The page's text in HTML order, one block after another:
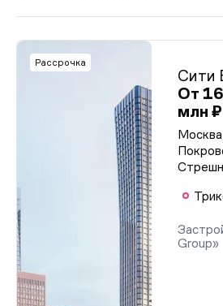
Рассрочка
Сити
От
млн ₽
Group»